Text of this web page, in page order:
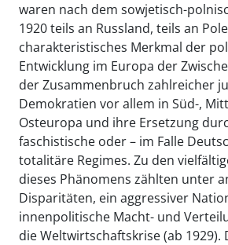
waren nach dem sowjetisch-
1920 teils an Russland, teils an
charakteristisches Merkmal der
Entwicklung im Europa der
der Zusammenbruch zahlreicher
Demokratien vor allem in Süd-,
Osteuropa und ihre Ersetzung
faschistische oder – im Falle
totalitäre Regimes. Zu den
dieses Phänomens zählten unter
Disparitäten, ein aggressiver
innenpolitische Macht- und
die Weltwirtschaftskrise (ab 1929).